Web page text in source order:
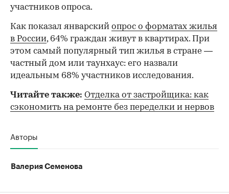
участников опроса.
Как показал январский опрос о форматах жилья
в России, 64% граждан живут в квартирах. При
этом самый популярный тип жилья в стране —
частный дом или таунхаус: его назвали
идеальным 68% участников исследования.
Читайте также: Отделка от застройщика: как
сэкономить на ремонте без переделки и нервов
Авторы
Валерия Семенова